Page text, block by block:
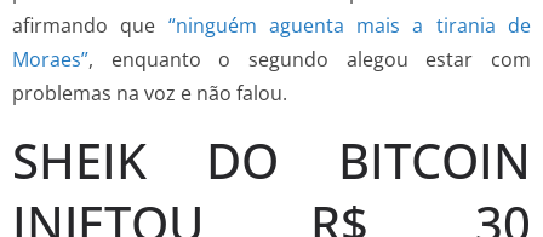
afirmando que “ninguém aguenta mais a tirania de
Moraes”, enquanto o segundo alegou estar com
problemas na voz e não falou.
SHEIK DO BITCOIN
INJETOU R$ 30